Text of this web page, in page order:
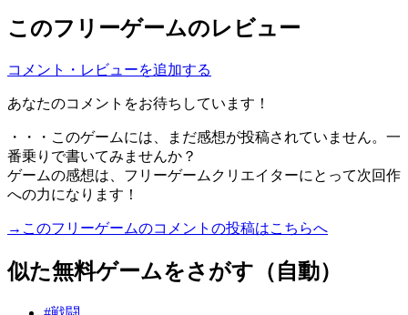
このフリーゲームのレビュー
コメント・レビューを追加する
あなたのコメントをお待ちしています！
・・・このゲームには、まだ感想が投稿されていません。一
番乗りで書いてみませんか？
ゲームの感想は、フリーゲームクリエイターにとって次回作
への力になります！
→このフリーゲームのコメントの投稿はこちらへ
似た無料ゲームをさがす（自動）